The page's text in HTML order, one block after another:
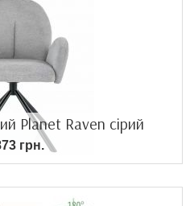
Planet Raven cірий
грн.